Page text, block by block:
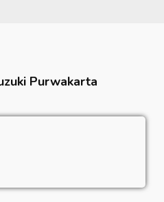
Purwakarta